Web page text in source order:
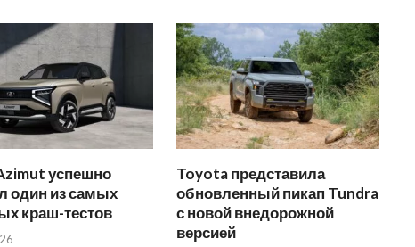
успешно
один из самых
краш-тестов
Toyota представила
обновленный пикап Tundra
с новой внедорожной
версией